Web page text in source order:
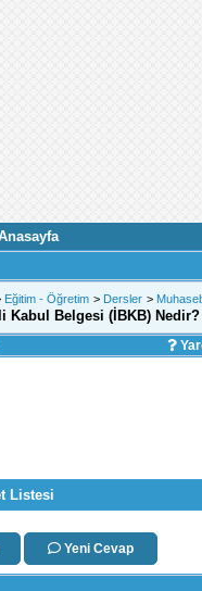
Eğitim - Öğretim > Dersler >
Kabul Belgesi (İBKB) Nedir?
Listesi
Yeni Cevap